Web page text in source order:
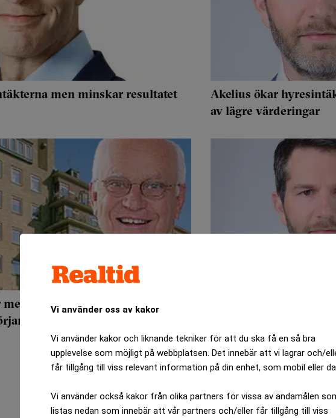
Vi använder oss av kakor
Vi använder kakor och liknande tekniker för att du ska få en så bra
upplevelse som möjligt på webbplatsen. Det innebär att vi lagrar och/
får tillgång till viss relevant information på din enhet, som mobil eller
Vi använder också kakor från olika partners för vissa av ändamålen
listas nedan som innebär att vår partners och/eller får tillgång till viss
men minskar resultatet
Akelius ökar
av lägre värderingar
att slutföra jätteförsäljning av
av nästa år
ANNONS